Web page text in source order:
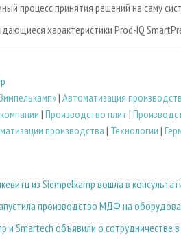
процесс принятия решений на саму
характеристики Prod-IQ
| Автоматизация
| Производство плит |
производства | Технологии |
из Siempelkamp вошла в
производство МДФ на
и Smartech объявили о сотрудничестве